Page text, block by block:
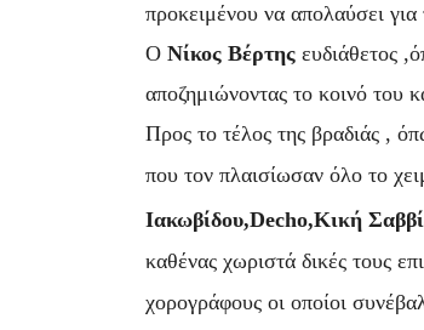
προκειμένου να απολαύσει
Ο Νίκος Βέρτηςευδιάθετος
αποζημιώνοντας το κοινό του
Προς το τέλος της βραδιάς ,
που τον πλαισίωσαν όλο το
Ιακωβίδου,Decho,Κική
καθένας χωριστά δικές τους
χορογράφους οι οποίοι